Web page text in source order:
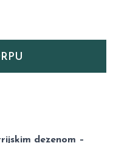
dezenom –